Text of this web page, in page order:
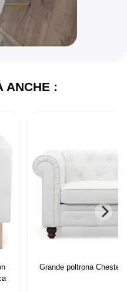
ANCHE :
Grande poltrona